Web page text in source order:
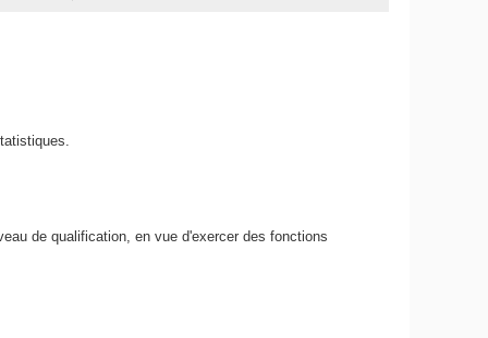
de qualification, en vue d'exercer des fonctions